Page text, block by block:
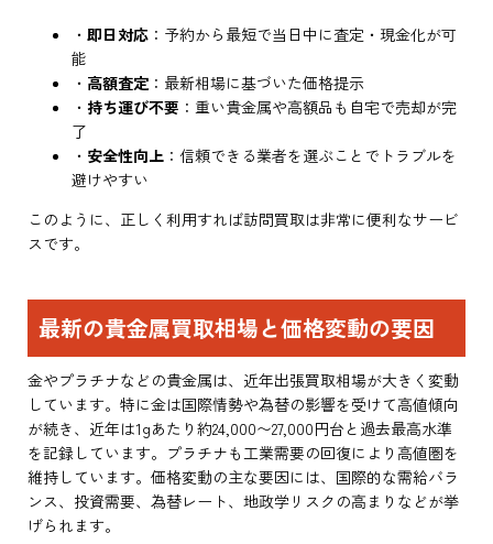
・即日対応 ：予約から最短で当日中に査定・現金化が可
能
・ 高額査定 ：最新相場に基づいた価格提示
・持ち運び不要 ：重い貴金属や高額品も自宅で売却が完
了
・ 安全性向上 ：信頼できる業者を選ぶことでトラブルを
避けやすい
このように、正しく利用すれば訪問買取は非常に便利なサービ
スです。
最新の貴金属買取相場と価格変動の要因
金やプラチナなどの貴金属は、近年出張買取相場が大きく変動
しています。特に金は国際情勢や為替の影響を受けて高値傾向
が続き、近年は1gあたり約24,000〜27,000円台と過去最高水準
を記録しています。プラチナも工業需要の回復により高値圏を
維持しています。価格変動の主な要因には、国際的な需給バラ
ンス、投資需要、為替レート、地政学リスクの高まりなどが挙
げられます。